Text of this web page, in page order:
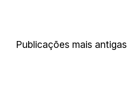
Navegação
Publicações mais antigas